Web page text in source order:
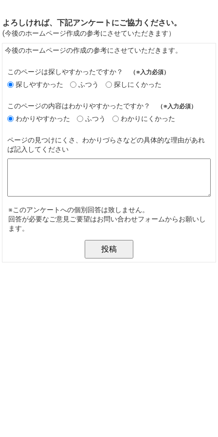
よろしければ、下記アンケートにご協力ください。
(今後のホームページ作成の参考にさせていただきます）
今後のホームページの作成の参考にさせていただきます。
このページは探しやすかったですか？ （※入力必須）
探しやすかった ふつう 探しにくかった
このページの内容はわかりやすかったですか？ （※入力必須）
わかりやすかった ふつう わかりにくかった
ページの見つけにくさ、わかりづらさなどの具体的な理由があれ
ば記入してください
※このアンケートへの個別回答は致しません。
回答が必要なご意見ご要望はお問い合わせフォームからお願いし
ます。